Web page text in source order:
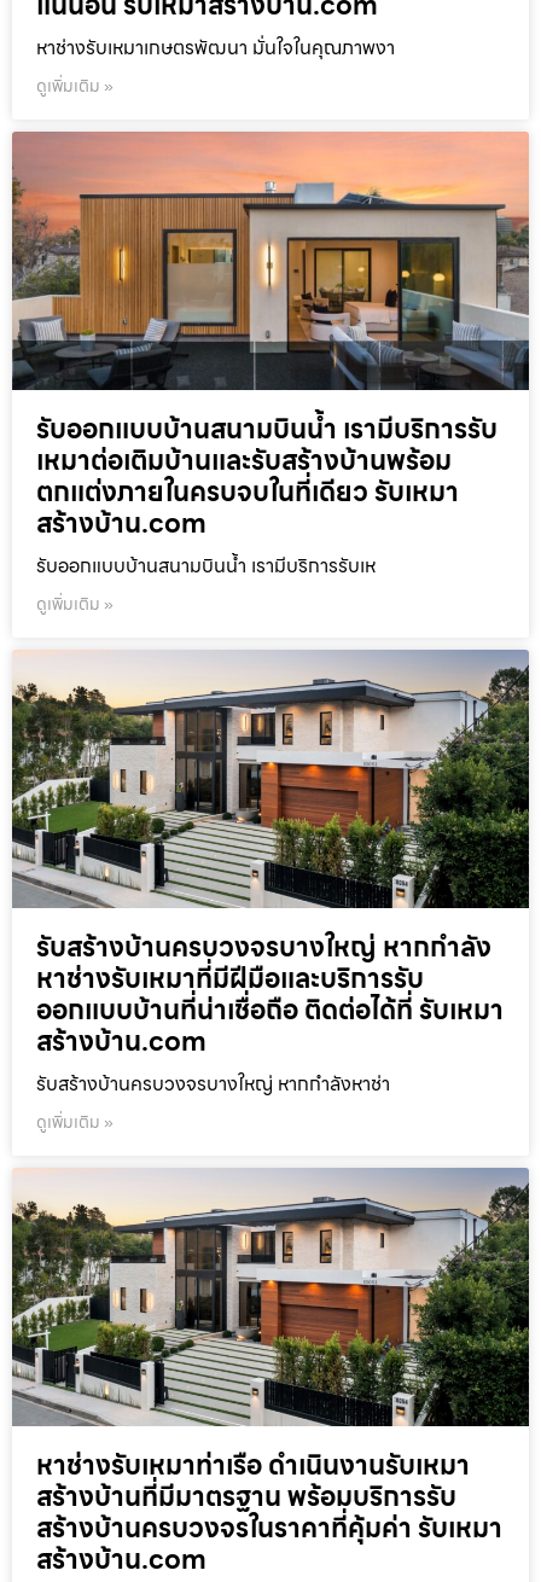
หาช่างรับเหมาเกษตรพัฒนา มั่นใจในคุณภาพงา
ดูเพิ่มเติม »
รับออกแบบบ้านสนามบินน้ำ เรามีบริการรับ
เหมาต่อเติมบ้านและรับสร้างบ้านพร้อม
ตกแต่งภายในครบจบในที่เดียว รับเหมา
สร้างบ้าน.com
รับออกแบบบ้านสนามบินน้ำ เรามีบริการรับเห
ดูเพิ่มเติม »
รับสร้างบ้านครบวงจรบางใหญ่ หากกำลัง
หาช่างรับเหมาที่มีฝีมือและบริการรับ
ออกแบบบ้านที่น่าเชื่อถือ ติดต่อได้ที่ รับเหมา
สร้างบ้าน.com
รับสร้างบ้านครบวงจรบางใหญ่ หากกำลังหาช่า
ดูเพิ่มเติม »
หาช่างรับเหมาท่าเรือ ดำเนินงานรับเหมา
สร้างบ้านที่มีมาตรฐาน พร้อมบริการรับ
สร้างบ้านครบวงจรในราคาที่คุ้มค่า รับเหมา
สร้างบ้าน.com